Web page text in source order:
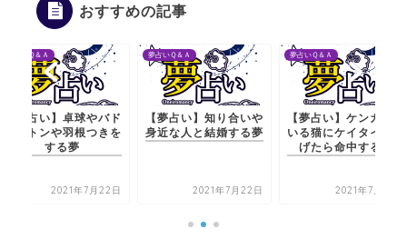
おすすめの記事
夢占いＱ＆Ａ
【夢占い】卓球やバド
ミントンや羽根つきを
する夢
2021年7月22日
夢占いＱ＆Ａ
【夢占い】知り合いや
身近な人と結婚する夢
2021年7月22日
夢占いＱ＆Ａ
【夢占い】ケンカして
いる猫にケイタイを投
げたら命中する夢
2021年7月20日